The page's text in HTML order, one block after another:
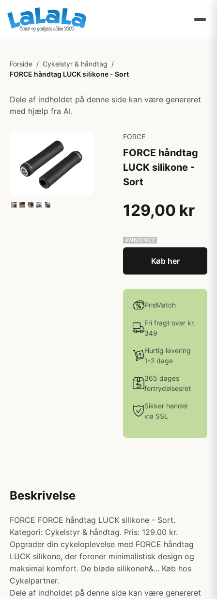
Forside / Cykelstyr & håndtag /
FORCE håndtag LUCK silikone - Sort
Dele af indholdet på denne side kan være genereret
med hjælp fra AI.
FORCE
FORCE håndtag
LUCK silikone -
Sort
129,00 kr
Køb her
PrisMatch
Fri fragt over kr.
349
Hurtig levering
1-2 dage
365 dages
fortrydelsesret
Sikker handel
via SSL
Beskrivelse
FORCE FORCE håndtag LUCK silikone - Sort.
Kategori: Cykelstyr & håndtag. Pris: 129.00 kr.
Opgrader din cykeloplevelse med FORCE håndtag
LUCK silikone, der forener minimalistisk design og
maksimal komfort. De bløde silikoneh&... Køb hos
Cykelpartner.
Dele af indholdet på denne side kan være genereret